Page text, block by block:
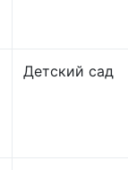
Детский сад